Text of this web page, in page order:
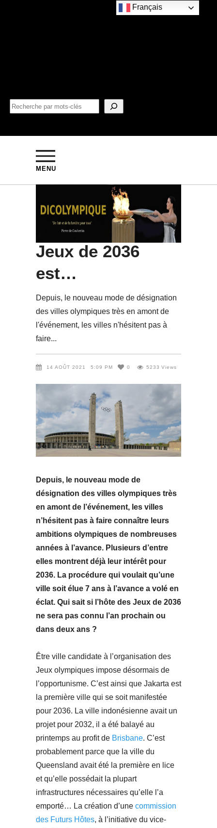
MENU
… et la ville
organisatrice des
Jeux de 2036
est…
Depuis, le nouveau mode de désignation
des villes olympiques très en amont de
l'événement, les villes n'hésitent pas à
faire
14 AOÛT 2021 5:09 PM 0 5233 Views
Depuis, le nouveau mode de
désignation des villes olympiques très
en amont de l’événement, les villes
n’hésitent pas à faire connaître leurs
ambitions olympiques de nombreuses
années à l’avance. Plusieurs d’entre
elles montrent déjà leur intérêt pour
2036. La procédure qui voulait qu’une
ville soit élue 7 ans à l’avance a volé en
éclat. Qui sait si l’hôte des Jeux de 2036
ne sera pas connu l’an prochain ou
dans deux ans ?
Être ville candidate à l’organisation des
Jeux olympiques impose désormais de
l’opportunisme. C’est ainsi que Jakarta est
la première ville qui se soit manifestée
pour 2036. La ville indonésienne avait un
projet pour 2032, il a été balayé au
printemps au profit de Brisbane. C’est
probablement parce que la ville du
Queensland avait été la première en lice
et qu’elle possédait la plupart
infrastructures nécessaires qu’elle l’a
emporté… La création d’une commission
des Futurs Hôtes, à l’initiative du vice-
Français